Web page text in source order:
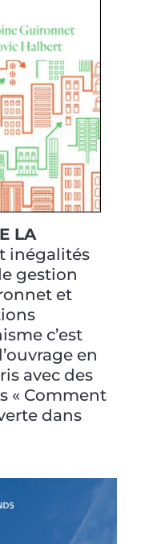
LA
inégalités
gestion
et
c’est
en
avec des
« Comment
dans